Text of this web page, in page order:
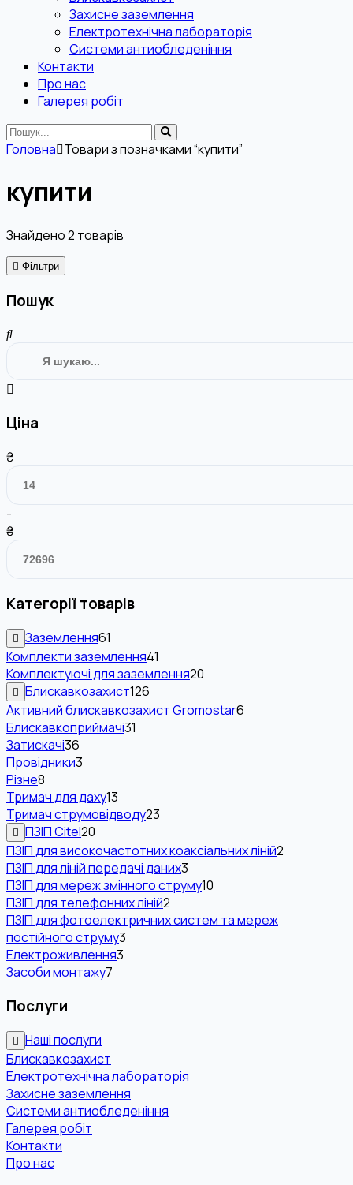
Захисне заземлення
Електротехнічна лабораторія
Системи антиобледеніння
Контакти
Про нас
Галерея робіт
Головна Товари з позначками “купити”
купити
Знайдено2 товарів
Фільтри
Пошук
Ціна
₴
-
₴
Категорії товарів
Заземлення61
Комплекти заземлення41
Комплектуючі для заземлення20
Блискавкозахист126
Активний блискавкозахист Gromostar6
Блискавкоприймачі31
Затискачі36
Провідники3
Різне8
Тримач для даху13
Тримач струмовідводу23
ПЗІП Citel20
ПЗІП для високочастотних коаксіальних ліній2
ПЗІП для ліній передачі даних3
ПЗІП для мереж змінного струму10
ПЗІП для телефонних ліній2
ПЗІП для фотоелектричних систем та мереж
постійного струму3
Електроживлення3
Засоби монтажу7
Послуги
Наші послуги
Блискавкозахист
Електротехнічна лабораторія
Захисне заземлення
Системи антиобледеніння
Галерея робіт
Контакти
Про нас